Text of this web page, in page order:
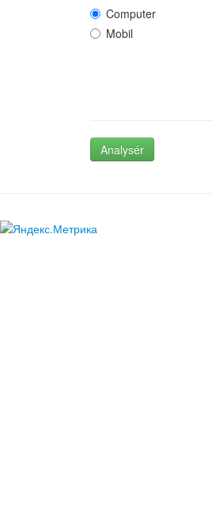
Computer
Mobil
Analysér